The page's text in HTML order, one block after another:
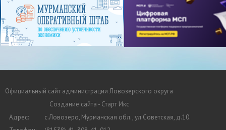
Официальный сайт администрации Ловозерского округа
Создание сайта - Старт Икс
Адрес:
с.Ловозеро, Мурманская обл., ул.Советская, д.10.